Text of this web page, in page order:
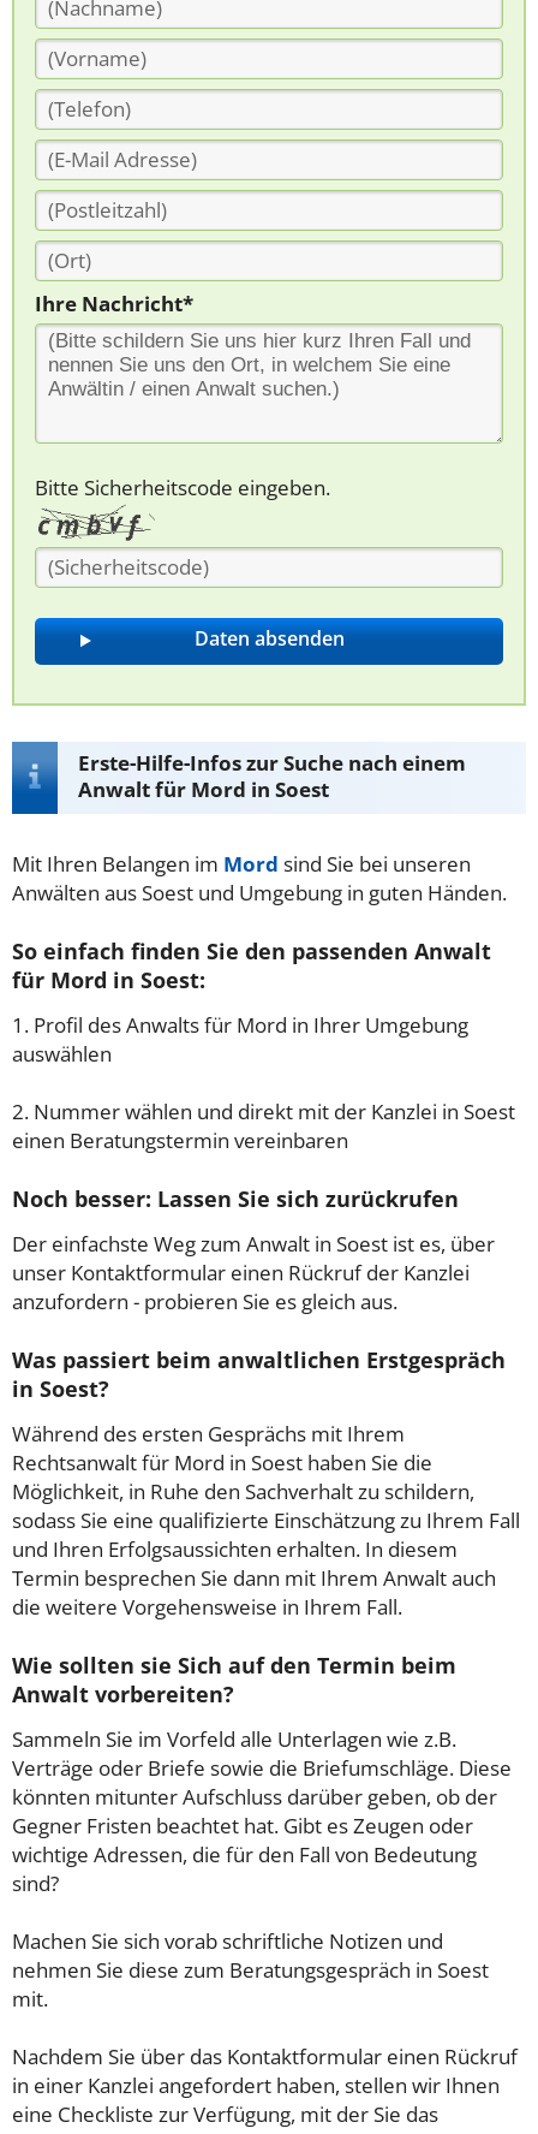
Ihre Nachricht*
Bitte Sicherheitscode eingeben.
Erste-Hilfe-Infos zur Suche nach einem
Anwalt für Mord in Soest
Mit Ihren Belangen im Mord sind Sie bei unseren
Anwälten aus Soest und Umgebung in guten Händen.
So einfach finden Sie den passenden Anwalt
für Mord in Soest:
1. Profil des Anwalts für Mord in Ihrer Umgebung
auswählen
2. Nummer wählen und direkt mit der Kanzlei in Soest
einen Beratungstermin vereinbaren
Noch besser: Lassen Sie sich zurückrufen
Der einfachste Weg zum Anwalt in Soest ist es, über
unser Kontaktformular einen Rückruf der Kanzlei
anzufordern - probieren Sie es gleich aus.
Was passiert beim anwaltlichen Erstgespräch
in Soest?
Während des ersten Gesprächs mit Ihrem
Rechtsanwalt für Mord in Soest haben Sie die
Möglichkeit, in Ruhe den Sachverhalt zu schildern,
sodass Sie eine qualifizierte Einschätzung zu Ihrem Fall
und Ihren Erfolgsaussichten erhalten. In diesem
Termin besprechen Sie dann mit Ihrem Anwalt auch
die weitere Vorgehensweise in Ihrem Fall.
Wie sollten sie Sich auf den Termin beim
Anwalt vorbereiten?
Sammeln Sie im Vorfeld alle Unterlagen wie z.B.
Verträge oder Briefe sowie die Briefumschläge. Diese
könnten mitunter Aufschluss darüber geben, ob der
Gegner Fristen beachtet hat. Gibt es Zeugen oder
wichtige Adressen, die für den Fall von Bedeutung
sind?
Machen Sie sich vorab schriftliche Notizen und
nehmen Sie diese zum Beratungsgespräch in Soest
mit.
Nachdem Sie über das Kontaktformular einen Rückruf
in einer Kanzlei angefordert haben, stellen wir Ihnen
eine Checkliste zur Verfügung, mit der Sie das